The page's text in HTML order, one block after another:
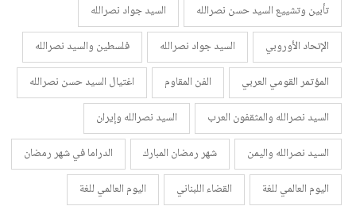
تأبين وتشييع السيد حسن نصرالله
السيد جواد نصرالله
الإتحاد الأوروبي
السيد جواد نصرالله
فلسطين والسيد نصرالله
المؤتمر القومي العربي
الفن المقاوم
اغتيال السيد حسن نصرالله
السيد نصرالله والمثقفون العرب
السيد نصرالله وإيران
السيد نصرالله واليمن
شهر رمضان المبارك
الدراما في شهر رمضان
اليوم العالمي للغة
القضاء اللبناني
اليوم العالمي للغة